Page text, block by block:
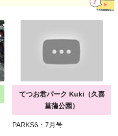
てつお君パーク Kuki（久喜
菖蒲公園）
PARKS6・7月号